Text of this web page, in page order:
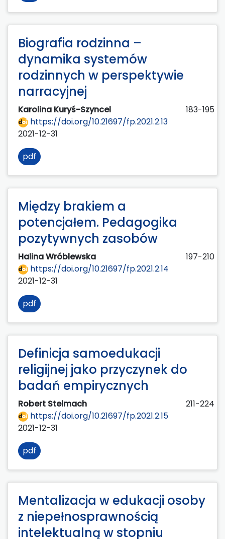
Biografia rodzinna –
dynamika systemów
rodzinnych w perspektywie
narracyjnej
Karolina Kuryś-Szyncel
183-195
https://doi.org/10.21697/fp.2021.2.13
2021-12-31
pdf
Między brakiem a
potencjałem. Pedagogika
pozytywnych zasobów
Halina Wróblewska
197-210
https://doi.org/10.21697/fp.2021.2.14
2021-12-31
pdf
Definicja samoedukacji
religijnej jako przyczynek do
badań empirycznych
Robert Stelmach
211-224
https://doi.org/10.21697/fp.2021.2.15
2021-12-31
pdf
Mentalizacja w edukacji osoby
z niepełnosprawnością
intelektualną w stopniu